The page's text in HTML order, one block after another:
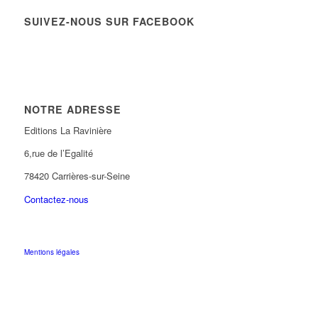
SUIVEZ-NOUS SUR FACEBOOK
NOTRE ADRESSE
Editions La Ravinière
6,rue de l’Egalité
78420 Carrières-sur-Seine
Contactez-nous
Mentions légales